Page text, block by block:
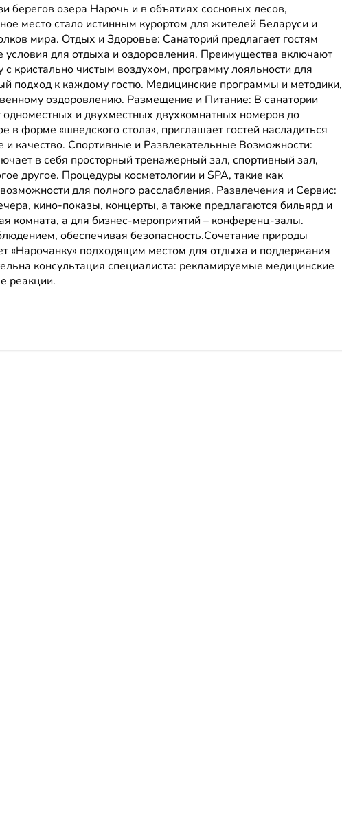
озера Нарочь и в объятиях сосновых лесов,
место стало истинным курортом для жителей Беларуси и
мира. Отдых и Здоровье: Санаторий предлагает гостям
для отдыха и оздоровления. Преимущества включают
кристально чистым воздухом, программу лояльности для
подход к каждому гостю. Медицинские программы и методики,
оздоровлению. Размещение и Питание: В санатории
и двухместных двухкомнатных номеров до
в форме «шведского стола», приглашает гостей насладиться
качество. Спортивные и Развлекательные Возможности:
в себя просторный тренажерный зал, спортивный зал,
другое. Процедуры косметологии и SPA, такие как
для полного расслабления. Развлечения и Сервис:
кино-показы, концерты, а также предлагаются бильярд и
комната, а для бизнес-мероприятий – конференц-залы.
обеспечивая безопасность.Сочетание природы
«Нарочанку» подходящим местом для отдыха и поддержания
консультация специалиста: рекламируемые медицинские
реакции.